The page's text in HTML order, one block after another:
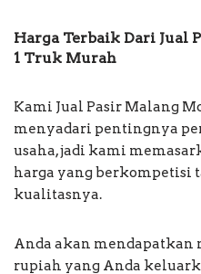
Harga Terbaik Dari Jual
1 Truk Murah
Kami Jual Pasir Malang
menyadari pentingnya
usaha, jadi kami
harga yang berkompetisi
kualitasnya.
Anda akan mendapatkan
rupiah yang Anda